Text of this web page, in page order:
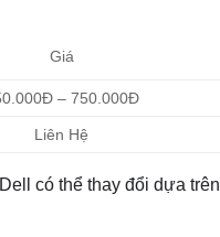
Giá
– 750.000Đ
Liên Hệ
có thể thay đổi dựa trên